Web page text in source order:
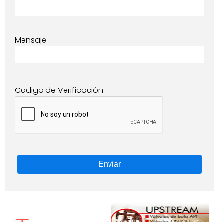
Mensaje
Codigo de Verificación
Enviar